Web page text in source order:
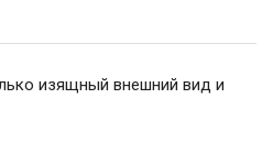
изящный внешний вид и